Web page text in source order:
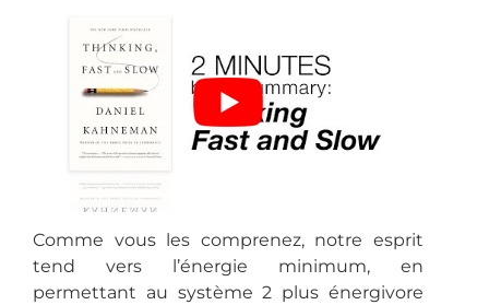
Comme vous les comprenez, notre esprit
tend vers l’énergie minimum, en
permettant au système 2 plus énergivore